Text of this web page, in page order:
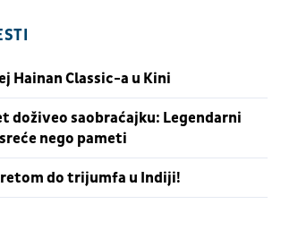
Hainan Classic-a u Kini
doživeo saobraćajku: Legendarni
nego pameti
do trijumfa u Indiji!